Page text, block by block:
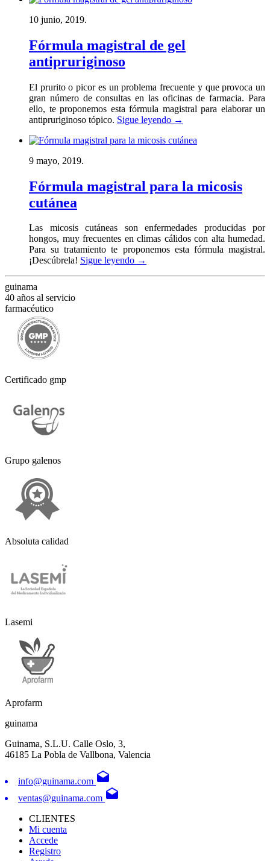
10 junio, 2019.
Fórmula magistral de gel
antipruriginoso
El prurito o picor es un problema frecuente y que provoca un
gran número de consultas en las oficinas de farmacia. Para
ello, te proponemos esta fórmula magistral para elaborar un
antipruriginoso tópico. Sigue leyendo →
9 mayo, 2019.
Fórmula magistral para la micosis
cutánea
Las micosis cutáneas son enfermedades producidas por
hongos, muy frecuentes en climas cálidos con alta humedad.
Para su tratamiento te proponemos esta fórmula magistral.
¡Descúbrela! Sigue leyendo →
guinama
40 años al servicio
farmacéutico
Certificado gmp
Grupo galenos
Absoluta calidad
Lasemi
Aprofarm
guinama
Guinama, S.L.U. Calle Oslo, 3,
46185 La Pobla de Vallbona, Valencia
info@guinama.com drafts
ventas@guinama.com drafts
CLIENTES
Mi cuenta
Accede
Registro